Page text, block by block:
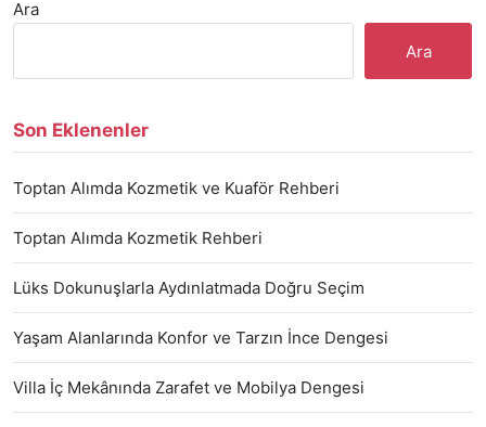
Ara
Ara
Son Eklenenler
Toptan Alımda Kozmetik ve Kuaför Rehberi
Toptan Alımda Kozmetik Rehberi
Lüks Dokunuşlarla Aydınlatmada Doğru Seçim
Yaşam Alanlarında Konfor ve Tarzın İnce Dengesi
Villa İç Mekânında Zarafet ve Mobilya Dengesi